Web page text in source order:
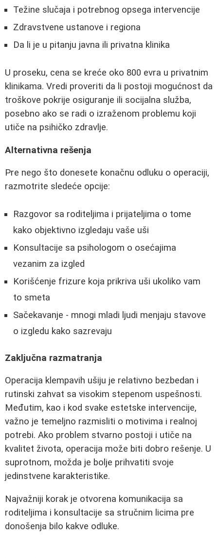
Težine slučaja i potrebnog opsega intervencije
Zdravstvene ustanove i regiona
Da li je u pitanju javna ili privatna klinika
U proseku, cena se kreće oko 800 evra u privatnim
klinikama. Vredi proveriti da li postoji mogućnost da
troškove pokrije osiguranje ili socijalna služba,
posebno ako se radi o izraženom problemu koji
utiče na psihičko zdravlje.
Alternativna rešenja
Pre nego što donesete konačnu odluku o operaciji,
razmotrite sledeće opcije:
Razgovor sa roditeljima i prijateljima o tome
kako objektivno izgledaju vaše uši
Konsultacije sa psihologom o osećajima
vezanim za izgled
Korišćenje frizure koja prikriva uši ukoliko vam
to smeta
Sačekavanje - mnogi mladi ljudi menjaju stavove
o izgledu kako sazrevaju
Zaključna razmatranja
Operacija klempavih ušiju je relativno bezbedan i
rutinski zahvat sa visokim stepenom uspešnosti.
Međutim, kao i kod svake estetske intervencije,
važno je temeljno razmisliti o motivima i realnoj
potrebi. Ako problem stvarno postoji i utiče na
kvalitet života, operacija može biti dobro rešenje. U
suprotnom, možda je bolje prihvatiti svoje
jedinstvene karakteristike.
Najvažniji korak je otvorena komunikacija sa
roditeljima i konsultacije sa stručnim licima pre
donošenja bilo kakve odluke.